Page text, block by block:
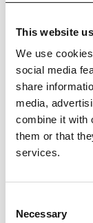
This website
We use
social media
share
media,
combine it with
them or that
services.
Necessary
Verzenden
Discover more:
ADS
All
Occasional